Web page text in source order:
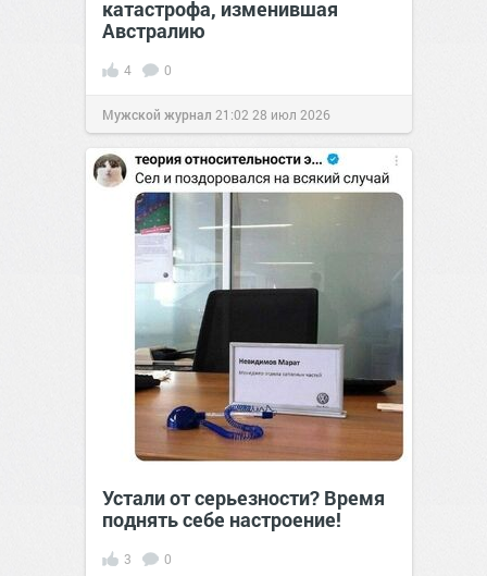
катастрофа, изменившая
Австралию
4 0
Мужской журнал 21:02 28 июл 2026
Устали от серьезности? Время
поднять себе настроение!
3 0